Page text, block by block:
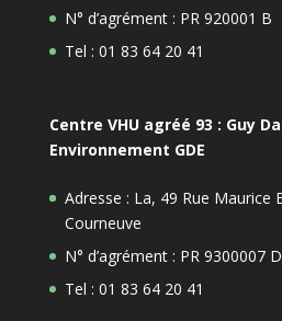
N° d’agrément : PR 920001 B
Tel : 01 83 64 20 41
Centre VHU agréé 93 : Guy
Environnement GDE
Adresse : La, 49 Rue Maurice
Courneuve
N° d’agrément : PR 9300007 D
Tel : 01 83 64 20 41